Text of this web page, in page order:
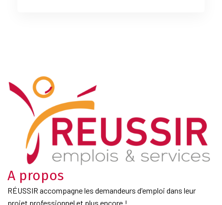
A propos
RÉUSSIR accompagne les demandeurs d'emploi dans leur
projet professionnel et plus encore !